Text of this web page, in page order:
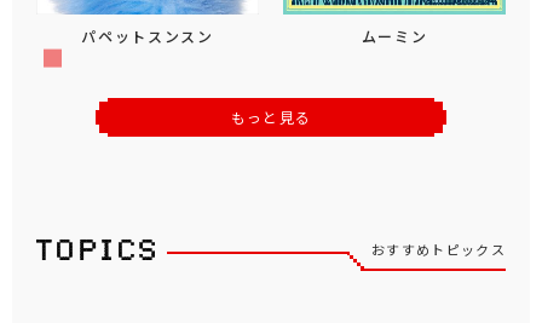
パペットスンスン ムーミン
もっと見る
おすすめトピックス